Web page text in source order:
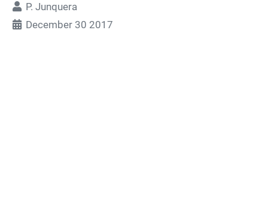
P. Junquera
December 30 2017